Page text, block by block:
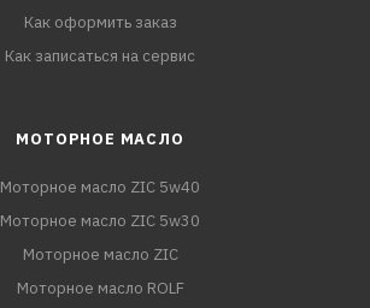
Как оформить заказ
Как записаться на сервис
МОТОРНОЕ МАСЛО
Моторное масло ZIC 5w40
Моторное масло ZIC 5w30
Моторное масло ZIC
Моторное масло ROLF